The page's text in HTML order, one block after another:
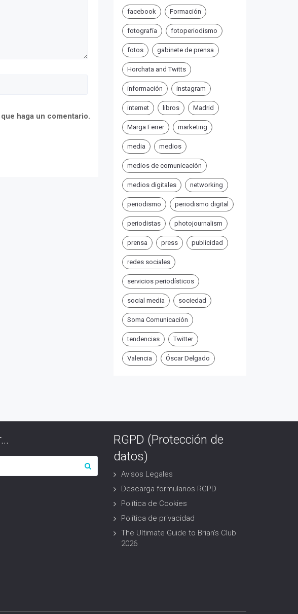
haga un comentario.
facebook Formación
fotografía fotoperiodismo
fotos gabinete de prensa
Horchata and Twitts
información instagram
internet libros Madrid
Marga Ferrer marketing
media medios
medios de comunicación
medios digitales networking
periodismo periodismo digital
periodistas photojournalism
prensa press publicidad
redes sociales
servicios periodísticos
social media sociedad
Soma Comunicación
tendencias Twitter
Valencia Óscar Delgado
RGPD (Protección de
datos)
Avisos Legales
Descarga formularios RGPD
Política de Cookies
Política de privacidad
The Ultimate Guide to Brian’s Club
2026